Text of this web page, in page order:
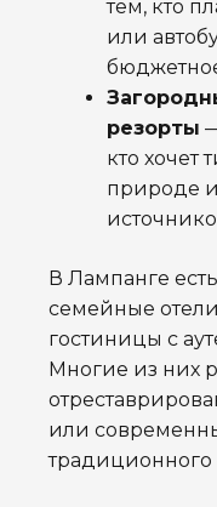
тем, кто
или
резорты
кто хочет
природе и
В Лампанге
семейные
гостиницы с
Многие из них
или
традиционного